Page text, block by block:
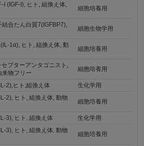
(IGF-I), ヒト, 組換え体,
細胞培養用
合たん白質7(IGFBP7),
細胞生物学用
1α), ヒト, 組換え体, 動
細胞培養用
プターアンタゴニスト,
来物フリー
細胞培養用
2),ヒト,組換え体
生化学用
2), ヒト, 組換え体, 動物
細胞培養用
3), ヒト, 組換え体
生化学用
3), ヒト, 組換え体, 動物
細胞培養用